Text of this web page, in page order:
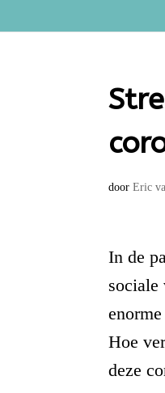
doorEric
In de
sociale
Hoe
deze